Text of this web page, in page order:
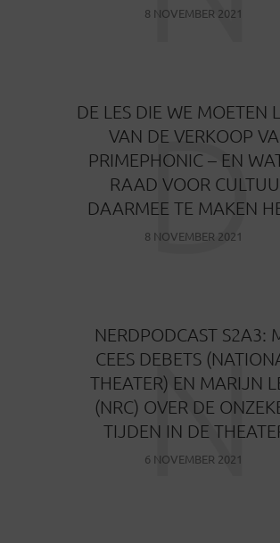
8 NOVEMBER 2021
DE LES DIE WE MOETEN
VAN DE VERKOOP
PRIMEPHONIC – EN
RAAD VOOR
DAARMEE TE MAKEN
8 NOVEMBER 2021
D
NERDPODCAST S2A3:
CEES DEBETS
THEATER) EN MARIJN
(NRC) OVER DE
TIJDEN IN DE
6 NOVEMBER 2021
N